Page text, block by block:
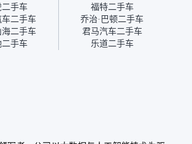
二手车
福特二手车
二手车
乔治·巴顿二手车
二手车
君马汽车二手车
二手车 乐道二手车